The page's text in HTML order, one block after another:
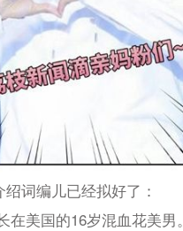
词编儿已经拟好了：
在美国的16岁混血花美男。